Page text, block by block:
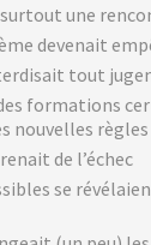
une
devenait
tout
formations
nouvelles règles
de l’échec
se